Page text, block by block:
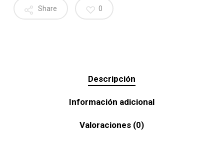
Share 0
Descripción
Información adicional
Valoraciones (0)